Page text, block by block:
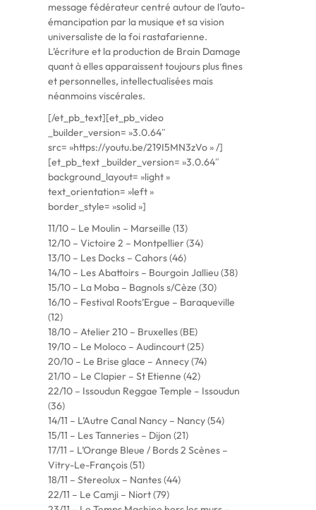
message fédérateur centré autour de l’auto-
émancipation par la musique et sa vision
universaliste de la foi rastafarienne.
L’écriture et la production de Brain Damage
quant à elles apparaissent toujours plus fines
et personnelles, intellectualisées mais
néanmoins viscérales.
[/et_pb_text][et_pb_video
_builder_version= »3.0.64″
src= »https://youtu.be/219I5MN3zVo » /]
[et_pb_text _builder_version= »3.0.64″
background_layout= »light »
text_orientation= »left »
border_style= »solid »]
11/10 – Le Moulin – Marseille (13)
12/10 – Victoire 2 – Montpellier (34)
13/10 – Les Docks – Cahors (46)
14/10 – Les Abattoirs – Bourgoin Jallieu (38)
15/10 – La Moba – Bagnols s/Cèze (30)
16/10 – Festival Roots’Ergue – Baraqueville
(12)
18/10 – Atelier 210 – Bruxelles (BE)
19/10 – Le Moloco – Audincourt (25)
20/10 – Le Brise glace – Annecy (74)
21/10 – Le Clapier – St Etienne (42)
22/10 – Issoudun Reggae Temple – Issoudun
(36)
14/11 – L’Autre Canal Nancy – Nancy (54)
15/11 – Les Tanneries – Dijon (21)
17/11 – L’Orange Bleue / Bords 2 Scènes –
Vitry-Le-François (51)
18/11 – Stereolux – Nantes (44)
22/11 – Le Camji – Niort (79)